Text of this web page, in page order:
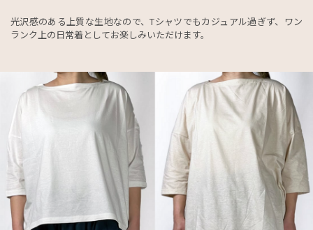
光沢感のある上質な生地なので、Tシャツでもカジュアル過ぎず、ワン
ランク上の日常着としてお楽しみいただけます。